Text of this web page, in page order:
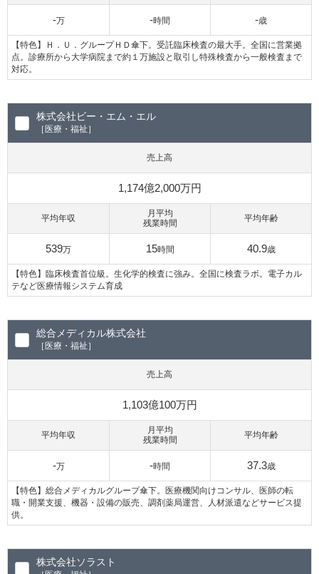
-万 -時間 -歳
【特色】Ｈ．Ｕ．グループＨＤ傘下。受託臨床検査の最大手。全国に営業拠
点。診療所から大学病院まで約１万施設と取引し特殊検査から一般検査まで
対応。
株式会社ビー・エム・エル
［医療・福祉］
売上高
1,174億2,000万円
平均年収
539万
月平均
残業時間
15時間
平均年齢
40.9歳
【特色】臨床検査首位級。生化学的検査に強み。全国に検査ラボ。電子カル
テなど医療情報システム育成
総合メディカル株式会社
［医療・福祉］
売上高
1,103億100万円
平均年収
-万
月平均
残業時間
-時間
平均年齢
37.3歳
【特色】総合メディカルグループ傘下。医療機関向けコンサル、医師の転
職・開業支援、機器・設備の販売、調剤薬局運営、人材派遣などサービス提
供。
株式会社ソラスト